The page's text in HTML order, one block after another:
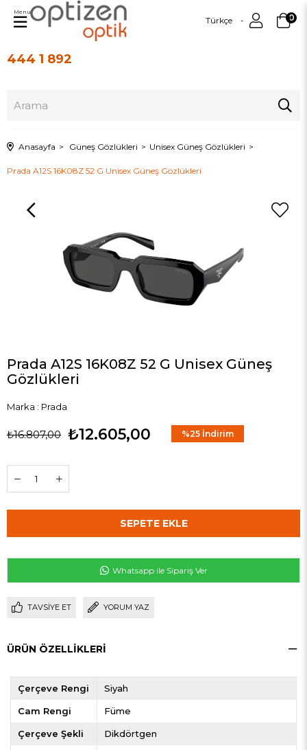
444 1 892
Türkçe 0
Menu
Anasayfa Güneş Gözlükleri Unisex Güneş Gözlükleri
Prada A12S 16K08Z 52 G Unisex Güneş Gözlükleri
Prada A12S 16K08Z 52 G Unisex Güneş
Gözlükleri
Marka : Prada
₺16.807,00 ₺12.605,00 %25 İndirim
Whatsapp ile Sipariş Ver
TAVSIYE ET YORUM YAZ
ÜRÜN ÖZELLIKLERI
Çerçeve Rengi Siyah
Cam Rengi Füme
Çerçeve Şekli Dikdörtgen